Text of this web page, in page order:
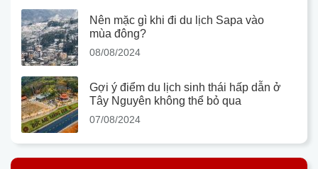
Nên mặc gì khi đi du lịch Sapa vào
mùa đông?
08/08/2024
Gợi ý điểm du lịch sinh thái hấp dẫn ở
Tây Nguyên không thể bỏ qua
07/08/2024